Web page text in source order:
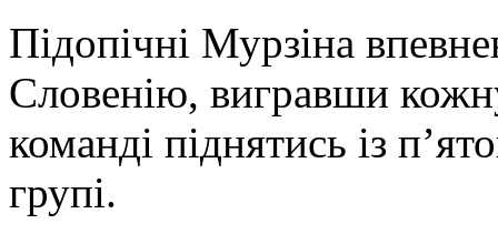
Підопічні Мурзіна
Словенію, вигравши
команді піднятись із
групі.